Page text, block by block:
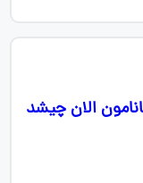
الان چیشد